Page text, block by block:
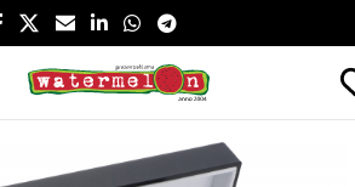
Rakstāmpiederumi/ Pildspalvas